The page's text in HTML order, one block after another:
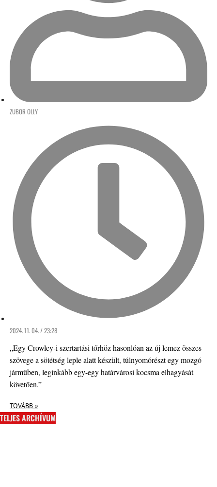
ZUBOR OLLY
2024. 11. 04. / 23:28
„Egy Crowley-i szertartási tőrhöz hasonlóan az új lemez összes
szövege a sötétség leple alatt készült, túlnyomórészt egy mozgó
járműben, leginkább egy-egy határvárosi kocsma elhagyását
követően.”
TOVÁBB »
TELJES ARCHÍVUM